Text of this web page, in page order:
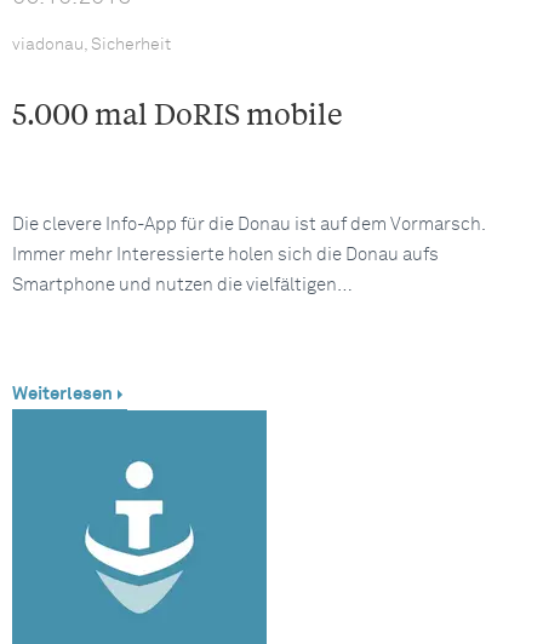
viadonau, Sicherheit
5.000 mal DoRIS mobile
Die clevere Info-App für die Donau ist auf dem Vormarsch.
Immer mehr Interessierte holen sich die Donau aufs
Smartphone und nutzen die vielfältigen…
Weiterlesen